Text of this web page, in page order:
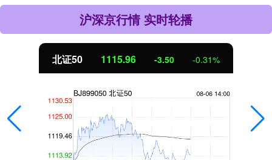
沪深京行情 实时轮播
北证50 1116.03 -3.43 -0.31%